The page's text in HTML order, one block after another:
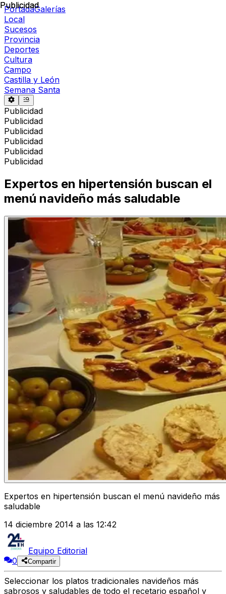
PortadaGalerías
Local
Sucesos
Provincia
Deportes
Cultura
Campo
Castilla y León
Semana Santa
Publicidad
Publicidad
Publicidad
Publicidad
Publicidad
Publicidad
Publicidad
Expertos en hipertensión buscan el
menú navideño más saludable
Expertos en hipertensión buscan el menú navideño más
saludable
14 diciembre 2014 a las 12:42
Equipo Editorial
0
Compartir
Seleccionar los platos tradicionales navideños más
sabrosos y saludables de todo el recetario español y
Publicidad